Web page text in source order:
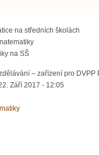
na středních školách
na SŠ
– zařízení pro
Září 2017 - 12:05